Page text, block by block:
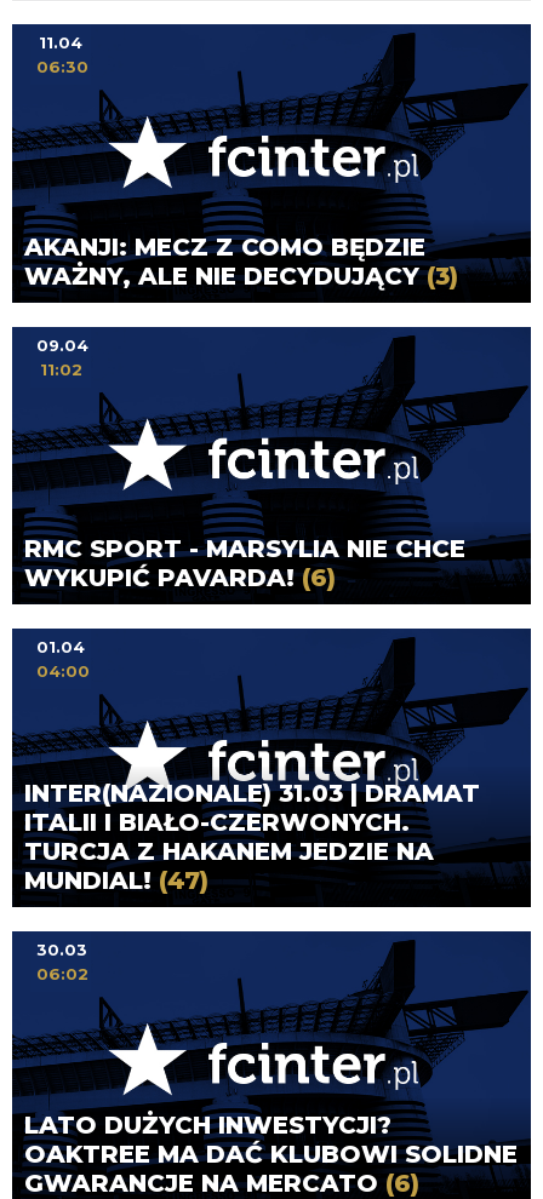
AKANJI: MECZ Z COMO BĘDZIE
WAŻNY, ALE NIE DECYDUJĄCY(3)
11.04
06:30
RMC SPORT - MARSYLIA NIE CHCE
WYKUPIĆ PAVARDA!(6)
09.04
11:02
INTER(NAZIONALE) 31.03 | DRAMAT
ITALII I BIAŁO-CZERWONYCH.
TURCJA Z HAKANEM JEDZIE NA
MUNDIAL! (47)
01.04
04:00
LATO DUŻYCH INWESTYCJI?
OAKTREE MA DAĆ KLUBOWI SOLIDNE
GWARANCJE NA MERCATO (6)
30.03
06:02